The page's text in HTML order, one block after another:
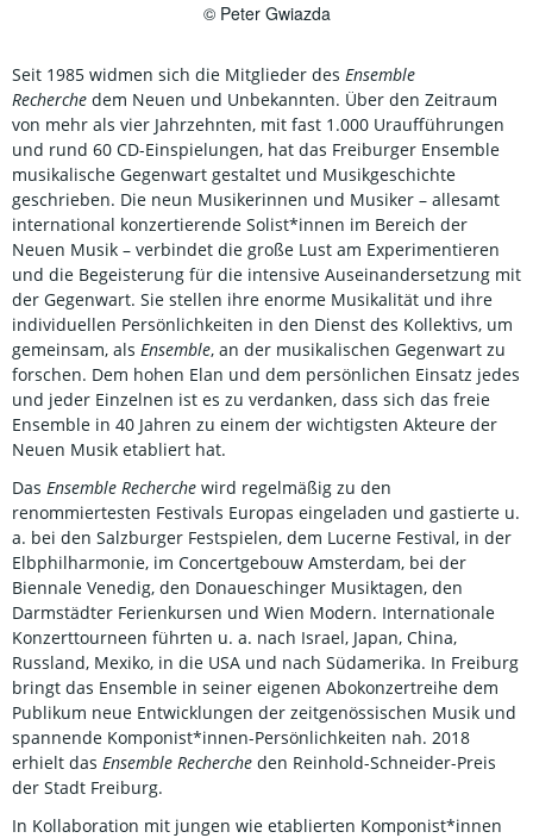
© Peter Gwiazda
Seit 1985 widmen sich die Mitglieder des Ensemble
Recherche dem Neuen und Unbekannten. Über den Zeitraum
von mehr als vier Jahrzehnten, mit fast 1.000 Uraufführungen
und rund 60 CD-Einspielungen, hat das Freiburger Ensemble
musikalische Gegenwart gestaltet und Musikgeschichte
geschrieben. Die neun Musikerinnen und Musiker – allesamt
international konzertierende Solist*innen im Bereich der
Neuen Musik – verbindet die große Lust am Experimentieren
und die Begeisterung für die intensive Auseinandersetzung mit
der Gegenwart. Sie stellen ihre enorme Musikalität und ihre
individuellen Persönlichkeiten in den Dienst des Kollektivs, um
gemeinsam, als Ensemble, an der musikalischen Gegenwart zu
forschen. Dem hohen Elan und dem persönlichen Einsatz jedes
und jeder Einzelnen ist es zu verdanken, dass sich das freie
Ensemble in 40 Jahren zu einem der wichtigsten Akteure der
Neuen Musik etabliert hat.
Das Ensemble Recherche wird regelmäßig zu den
renommiertesten Festivals Europas eingeladen und gastierte u.
a. bei den Salzburger Festspielen, dem Lucerne Festival, in der
Elbphilharmonie, im Concertgebouw Amsterdam, bei der
Biennale Venedig, den Donaueschinger Musiktagen, den
Darmstädter Ferienkursen und Wien Modern. Internationale
Konzerttourneen führten u. a. nach Israel, Japan, China,
Russland, Mexiko, in die USA und nach Südamerika. In Freiburg
bringt das Ensemble in seiner eigenen Abokonzertreihe dem
Publikum neue Entwicklungen der zeitgenössischen Musik und
spannende Komponist*innen-Persönlichkeiten nah. 2018
erhielt das Ensemble Recherche den Reinhold-Schneider-Preis
der Stadt Freiburg.
In Kollaboration mit jungen wie etablierten Komponist*innen